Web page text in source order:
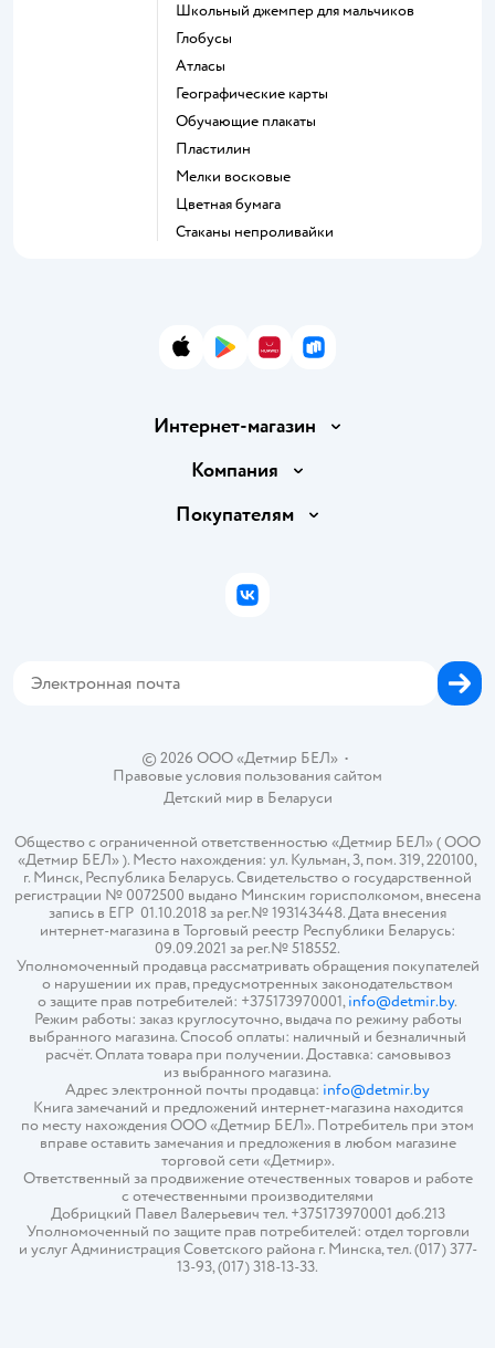
Школьный джемпер для мальчиков
Глобусы
Атласы
Географические карты
Обучающие плакаты
Пластилин
Мелки восковые
Цветная бумага
Стаканы непроливайки
App StoreGoogle Play
AppGallery
RuStore
Интернет-магазин
Доставка и оплата
Правила продажи
Политика использования файлов cookie
Компания
Вакансии
Покупателям
Бонусные карты
© 2026 ООО «Детмир БЕЛ»•
Правовые условия пользования сайтом
Детский мир в Беларуси
Общество с ограниченной ответственностью «Детмир БЕЛ» ( ООО
«Детмир БЕЛ» ). Место нахождения: ул. Кульман, 3, пом. 319, 220100,
г. Минск, Республика Беларусь. Свидетельство о государственной
регистрации № 0072500 выдано Минским горисполкомом, внесена
запись в ЕГР 01.10.2018 за рег.№ 193143448. Дата внесения
интернет-магазина в Торговый реестр Республики Беларусь:
09.09.2021 за рег.№ 518552.
Уполномоченный продавца рассматривать обращения покупателей
о нарушении их прав, предусмотренных законодательством
о защите прав потребителей: +375173970001,info@detmir.by.
Режим работы: заказ круглосуточно, выдача по режиму работы
выбранного магазина. Способ оплаты: наличный и безналичный
расчёт. Оплата товара при получении. Доставка: самовывоз
из выбранного магазина.
Адрес электронной почты продавца: info@detmir.by
Книга замечаний и предложений интернет-магазина находится
по месту нахождения ООО «Детмир БЕЛ». Потребитель при этом
вправе оставить замечания и предложения в любом магазине
торговой сети «Детмир».
Ответственный за продвижение отечественных товаров и работе
с отечественными производителями
Добрицкий Павел Валерьевич тел. +375173970001 доб.213
Уполномоченный по защите прав потребителей: отдел торговли
и услуг Администрация Советского района г. Минска, тел. (017) 377-
13-93, (017) 318-13-33.
ВКонтакте